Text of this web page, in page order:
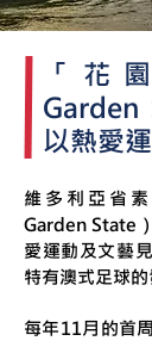
「花
以熱愛
維多利亞省
Garden State
愛運動及文藝
特有澳式足球
每年11月的首